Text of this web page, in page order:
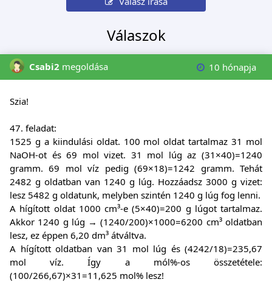
Válaszok
Csabi2 megoldása 10 hónapja
Szia!
47. feladat:
1525 g a kiindulási oldat. 100 mol oldat tartalmaz 31 mol
NaOH-ot és 69 mol vizet. 31 mol lúg az (31×40)=1240
gramm. 69 mol víz pedig (69×18)=1242 gramm. Tehát
2482 g oldatban van 1240 g lúg. Hozzáadsz 3000 g vizet:
lesz 5482 g oldatunk, melyben szintén 1240 g lúg fog lenni.
A hígított oldat 1000 cm³-e (5×40)=200 g lúgot tartalmaz.
Akkor 1240 g lúg → (1240/200)×1000=6200 cm³ oldatban
lesz, ez éppen 6,20 dm³ átváltva.
A hígított oldatban van 31 mol lúg és (4242/18)=235,67
mol víz. Így a mól%-os összetétele:
(100/266,67)×31=11,625 mol% lesz!